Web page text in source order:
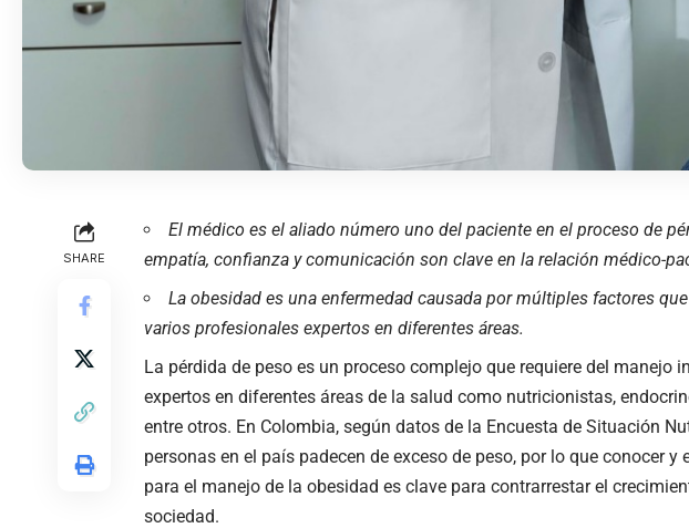
SHARE
El médico es el aliado número uno del paciente en el proceso de
empatía, confianza y comunicación son clave en la relación médico-
La obesidad es una enfermedad causada por múltiples factores
varios profesionales expertos en diferentes áreas.
La pérdida de peso es un proceso complejo que requiere del manejo
expertos en diferentes áreas de la salud como nutricionistas,
entre otros. En Colombia, según datos de la Encuesta de Situación
personas en el país padecen de exceso de peso, por lo que conocer
para el manejo de la obesidad es clave para contrarrestar el
sociedad.